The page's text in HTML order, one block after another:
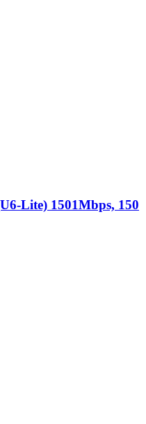
Lite) 1501Mbps, 150